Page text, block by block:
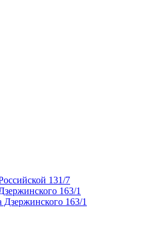
131/7
163/1
Дзержинского 163/1